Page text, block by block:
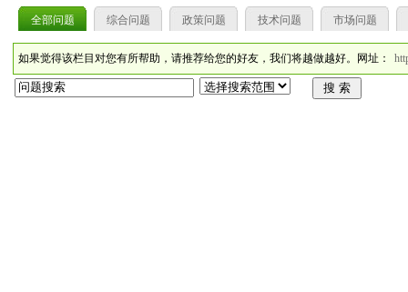
全部问题 综合问题 政策问题 技术问题 市场问题
如果觉得该栏目对您有所帮助，请推荐给您的好友，我们将越做越好。网址：